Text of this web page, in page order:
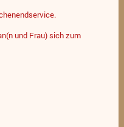
und Frau) sich zum